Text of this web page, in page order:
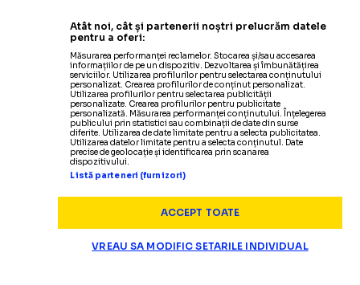
Atât noi, cât și partenerii noștri prelucrăm datele
pentru a oferi:
Măsurarea performanței reclamelor. Stocarea și/sau accesarea
informațiilor de pe un dispozitiv. Dezvoltarea și îmbunătățirea
serviciilor. Utilizarea profilurilor pentru selectarea conținutului
personalizat. Crearea profilurilor de conținut personalizat.
Utilizarea profilurilor pentru selectarea publicității
personalizate. Crearea profilurilor pentru publicitate
personalizată. Măsurarea performanței conținutului. Înțelegerea
publicului prin statistici sau combinații de date din surse
diferite. Utilizarea de date limitate pentru a selecta publicitatea.
Utilizarea datelor limitate pentru a selecta conținutul. Date
precise de geolocație și identificarea prin scanarea
dispozitivului.
Listă parteneri (furnizori)
ACCEPT TOATE
VREAU SA MODIFIC SETARILE INDIVIDUAL